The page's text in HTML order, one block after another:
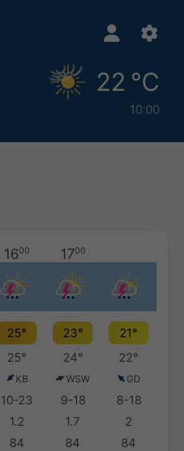
22 °C
10:00
1600 1700
25° 23°
21°
25° 24° 22°
KB WSW GD
10-23 9-18
8-18
1.2 1.7
2
84 84 84